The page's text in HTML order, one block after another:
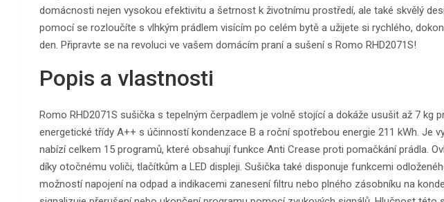
domácnosti nejen vysokou efektivitu a šetrnost k životnímu prostředí, ale také skvělý
pomocí se rozloučíte s vlhkým prádlem visícím po celém bytě a užijete si rychlého,
den. Připravte se na revoluci ve vašem domácím praní a sušení s Romo RHD2071S!
Popis a vlastnosti
Romo RHD2071S sušička s tepelným čerpadlem je volně stojící a dokáže usušit až 7 kg
energetické třídy A++ s účinností kondenzace B a roční spotřebou energie 211 kWh. Je
nabízí celkem 15 programů, které obsahují funkce Anti Crease proti pomačkání prádla.
díky otočnému voliči, tlačítkům a LED displeji. Sušička také disponuje funkcemi
možností napojení na odpad a indikacemi zanesení filtru nebo plného zásobníku na